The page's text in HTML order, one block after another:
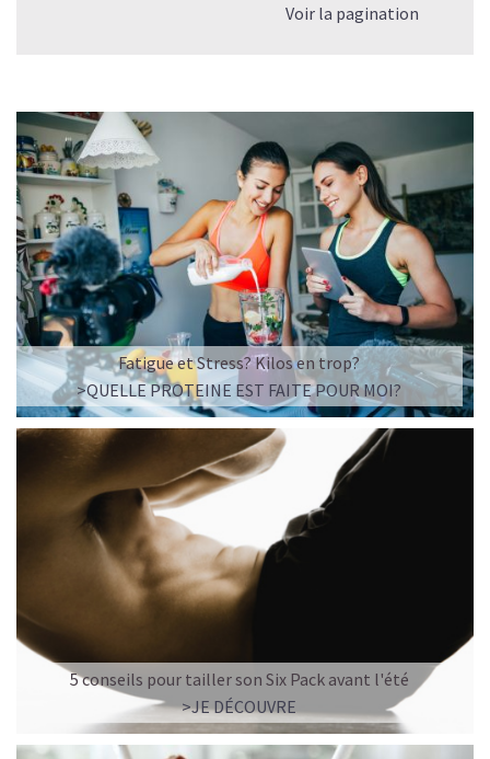
Voir la pagination
Fatigue et Stress? Kilos en trop?
>QUELLE PROTEINE EST FAITE POUR MOI?
5 conseils pour tailler son Six Pack avant l'été
>JE DÉCOUVRE